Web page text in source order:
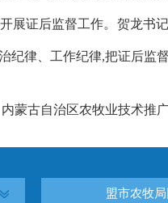
展证后监督工作。 贺龙书记
纪律、工作纪律,把证后监
内蒙古自治区农牧业技术
盟市农牧